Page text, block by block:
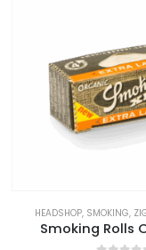
HEADSHOP,
Digital Waage